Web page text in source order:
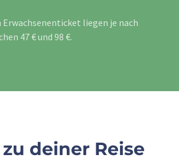
Erwachsenenticket liegen je nach
47 € und 98 €.
deiner Reise